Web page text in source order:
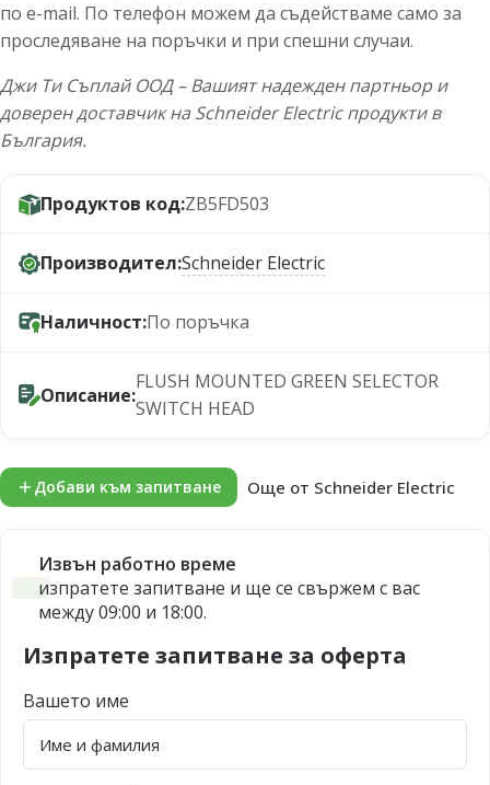
по e-mail. По телефон можем да съдействаме само за
проследяване на поръчки и при спешни случаи.
Джи Ти Съплай ООД – Вашият надежден партньор и
доверен доставчик на Schneider Electric продукти в
България.
Продуктов код:ZB5FD503
Производител:Schneider Electric
Наличност:По поръчка
Описание:
FLUSH MOUNTED GREEN SELECTOR
SWITCH HEAD
Добави към запитване Още от Schneider Electric
Извън работно време
изпратете запитване и ще се свържем с вас
между 09:00 и 18:00.
Изпратете запитване за оферта
Вашето име